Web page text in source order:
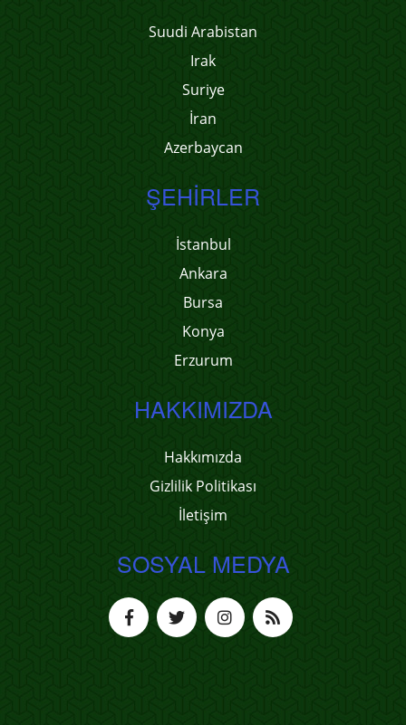
Suudi Arabistan
Irak
Suriye
İran
Azerbaycan
ŞEHIRLER
İstanbul
Ankara
Bursa
Konya
Erzurum
HAKKIMIZDA
Hakkımızda
Gizlilik Politikası
İletişim
SOSYAL MEDYA